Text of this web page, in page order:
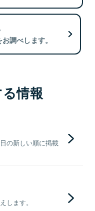
調べします。
情報
の新しい順に掲載
します。